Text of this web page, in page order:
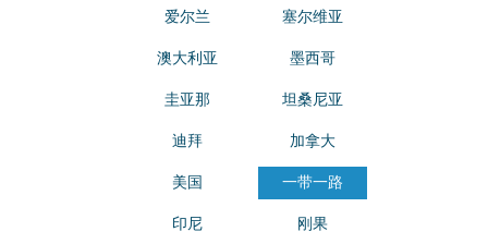
爱尔兰 塞尔维亚
澳大利亚 墨西哥
圭亚那 坦桑尼亚
迪拜 加拿大
美国 一带一路
印尼 刚果